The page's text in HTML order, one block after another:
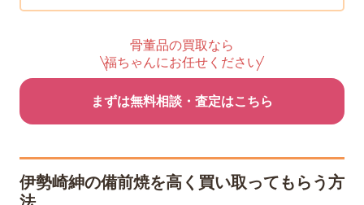
骨董品の買取なら
福ちゃんにお任せください
まずは無料相談・査定はこちら
伊勢崎紳の備前焼を高く買い取ってもらう方